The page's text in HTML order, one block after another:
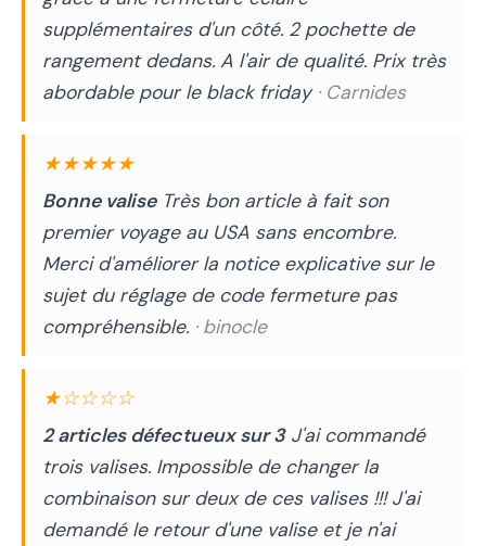
supplémentaires d'un côté. 2 pochette de
rangement dedans. A l'air de qualité. Prix très
abordable pour le black friday · Carnides
★★★★★
Bonne valiseTrès bon article à fait son
premier voyage au USA sans encombre.
Merci d'améliorer la notice explicative sur le
sujet du réglage de code fermeture pas
compréhensible. · binocle
★☆☆☆☆
2 articles défectueux sur 3J'ai commandé
trois valises. Impossible de changer la
combinaison sur deux de ces valises !!! J'ai
demandé le retour d'une valise et je n'ai